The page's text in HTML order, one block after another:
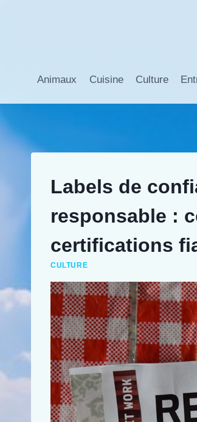
Animaux Cuisine Culture
Labels de
responsable :
certifications
CULTURE